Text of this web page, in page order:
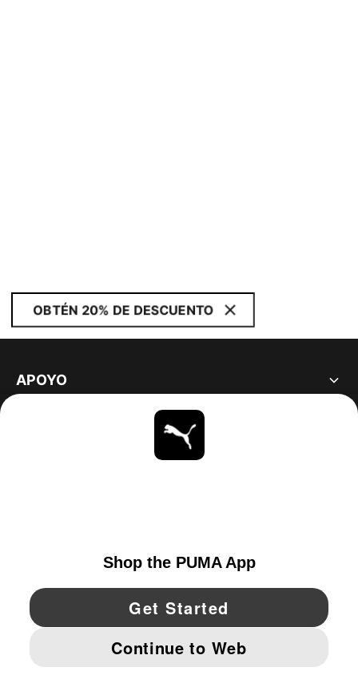
OBTÉN 20% DE DESCUENTO
APOYO
YouTube Twitter Pinterest
IMPRINT AND LEGAL DATA